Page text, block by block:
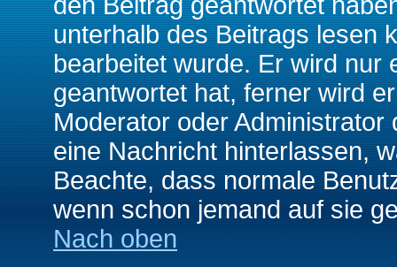
unterhalb des Beitrags lesen
bearbeitet wurde. Er wird nur
geantwortet hat, ferner wird
Moderator oder
eine Nachricht hinterlassen,
Beachte, dass normale
wenn schon jemand auf sie
Nach oben